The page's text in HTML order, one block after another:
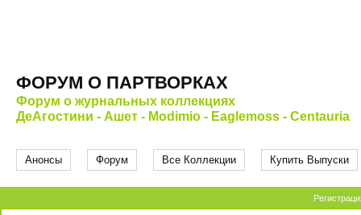
ФОРУМ О ПАРТВОРКАХ
Форум о журнальных коллекциях
ДеАгостини - Ашет - Modimio - Eaglemoss - Centauria
Анонсы Форум Все Коллекции Купить Выпуски